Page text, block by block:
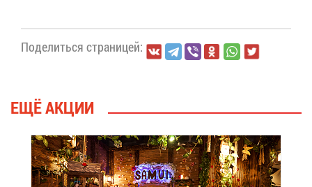
По­де­лить­ся стра­ни­цей:
ЕЩЁ АК­ЦИИ